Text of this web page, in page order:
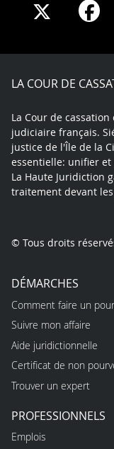
Share
X
LA COUR DE
La Cour de
judiciaire français.
justice de l'Île de la
essentielle: unifier
La Haute Juridiction
traitement devant
© Tous droits
DÉMARCHES
Comment faire un
Suivre mon affaire
Aide juridictionnelle
Certificat de non
Trouver un expert
PROFESSIONNELS
Emplois